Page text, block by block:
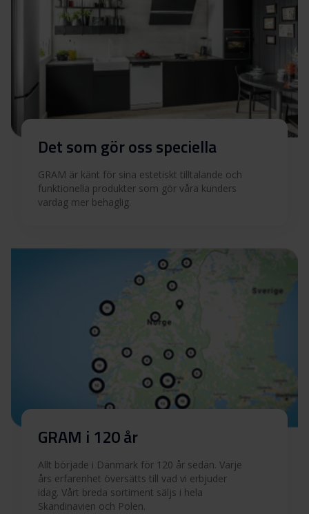
Det som gör oss speciella
GRAM är känt för sina estetiskt tilltalande och
funktionella produkter som gör våra kunders
vardag mer behaglig.
GRAM i 120 år
Allt började i Danmark för 120 år sedan. Varje
års erfarenhet översätts till vad vi erbjuder
idag. Vårt breda sortiment säljs i hela
Skandinavien och Polen.